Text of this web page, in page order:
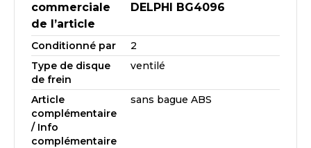
commerciale
de l’article
DELPHI BG4096
Conditionné par
2
Type de disque
de frein
ventilé
Article
complémentaire
/ Info
complémentaire
sans bague ABS